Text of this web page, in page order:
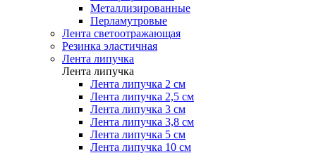
Металлизированные
Перламутровые
Лента светоотражающая
Резинка эластичная
Лента липучка
Лента липучка
Лента липучка 2 см
Лента липучка 2,5 см
Лента липучка 3 см
Лента липучка 3,8 см
Лента липучка 5 см
Лента липучка 10 см